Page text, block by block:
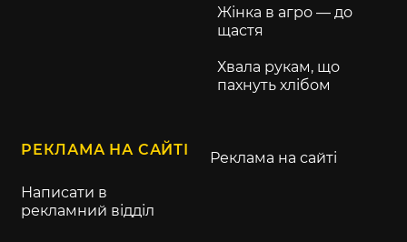
Жінка в агро — до
щастя
Хвала рукам, що
пахнуть хлібом
РЕКЛАМА НА САЙТІ
Написати в
рекламний відділ
Реклама на сайті